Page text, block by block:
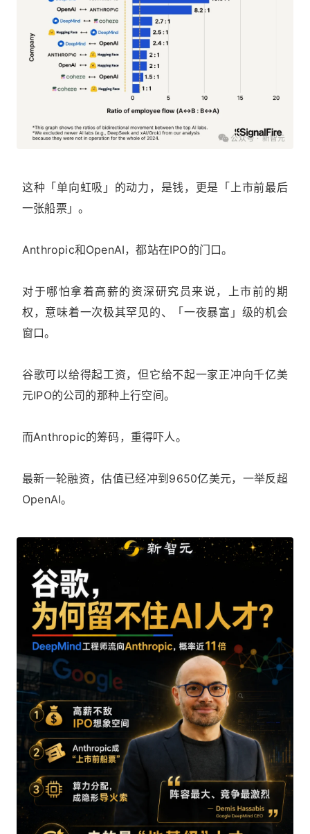
这种「单向虹吸」的动力，是钱，更是「上市前最后
一张船票」。
Anthropic和OpenAI，都站在IPO的门口。
对于哪怕拿着高薪的资深研究员来说，上市前的期
权，意味着一次极其罕见的、「一夜暴富」级的机会
窗口。
谷歌可以给得起工资，但它给不起一家正冲向千亿美
元IPO的公司的那种上行空间。
而Anthropic的筹码，重得吓人。
最新一轮融资，估值已经冲到9650亿美元，一举反超
OpenAI。